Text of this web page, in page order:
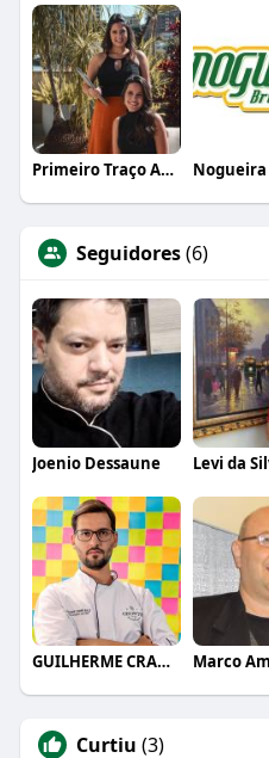
Primeiro Traço Arquitetura
Seguidores(6)
Joenio Dessaune Levi da
GUILHERME CRAMER BALLE Marco
Curtiu (3)